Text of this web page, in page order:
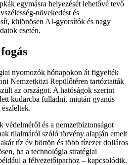
egymásra helyezését lehetővé tevő
növekedést és
különösen AI-gyorsítók és nagy
esetén.
nyomozók hónapokon át figyelték
Nemzetközi Repülőtéren tartóztatták
az országot. A hatóságok szerint
kudarcba fulladni, miután gyanús
védelméről és a nemzetbiztonságot
tilalmáról szóló törvény alapján emelt
tíz év börtön és több tízezer dolláros
ha a technológia stratégiai
a félvezetőiparhoz – kapcsolódik.